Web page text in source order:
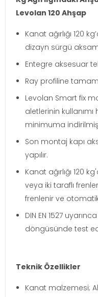
Levolan 120 Ahşap
Kanat ağırlığı 120
dizayn sürgü
Entegre aksesuar
Ray profiline
Levolan Smart fix
aletlerinin kullanımı
minimuma
Son montaj kapı
yapılır.
Kanat ağırlığı 120
veya iki taraflı
frenlenir ve
DIN EN 1527
döngüsünde test
Teknik Özellikler
Kanat malzemesi;